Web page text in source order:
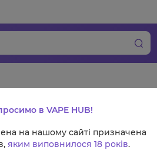
в VAPE HUB!
на нашому сайті призначена
яким виповнилося 18 років.